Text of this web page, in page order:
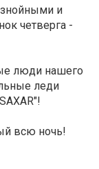
знойными и
четверга -
люди нашего
леди
всю ночь!